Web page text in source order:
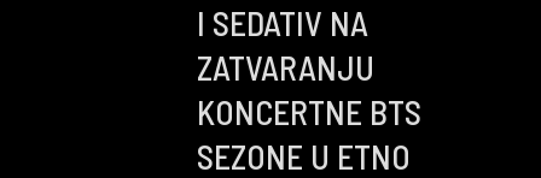
I SEDATIV NA
ZATVARANJU
KONCERTNE BTS
SEZONE U ETNO